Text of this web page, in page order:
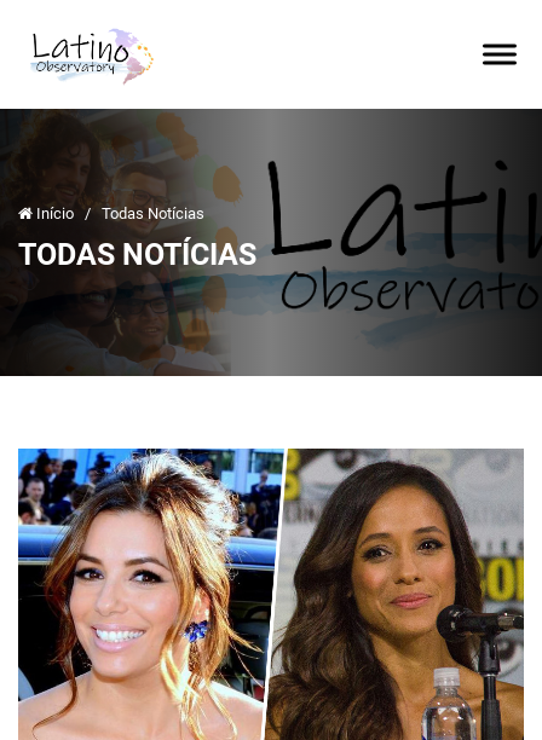
Início / Todas Notícias
TODAS NOTÍCIAS